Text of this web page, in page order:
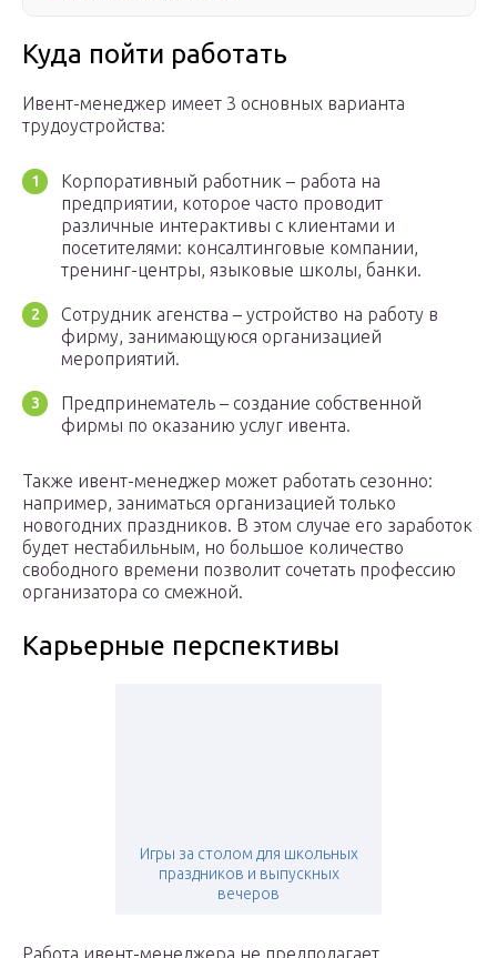
Куда пойти работать
Ивент-менеджер имеет 3 основных варианта
трудоустройства:
Корпоративный работник – работа на
предприятии, которое часто проводит
различные интерактивы с клиентами и
посетителями: консалтинговые компании,
тренинг-центры, языковые школы, банки.
Сотрудник агенства – устройство на работу в
фирму, занимающуюся организацией
мероприятий.
Предпринематель – создание собственной
фирмы по оказанию услуг ивента.
Также ивент-менеджер может работать сезонно:
например, заниматься организацией только
новогодних праздников. В этом случае его заработок
будет нестабильным, но большое количество
свободного времени позволит сочетать профессию
организатора со смежной.
Карьерные перспективы
Игры за столом для школьных
праздников и выпускных
вечеров
Работа ивент-менеджера не предполагает